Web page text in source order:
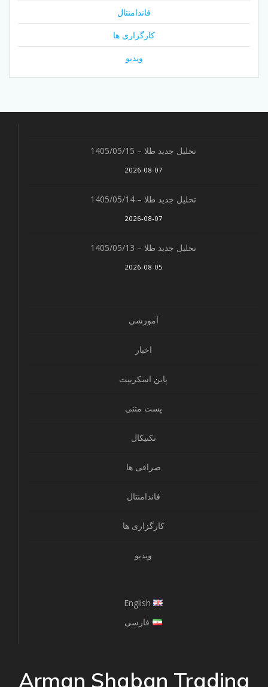
فاندامنتال
کارگزاری ها
ویدیو
تحلیل جدید طلا – 1405/05/15
2026-08-07
تحلیل جدید طلا – 1405/05/14
2026-08-07
تحلیل جدید طلا – 1405/05/13
2026-08-05
آموزشی
اخبار
پاین اسکریپت
پست متنی
تکنیکال
صرافی ها
فاندامنتال
کارگزاری ها
ویدیو
English
فارسی
Arman Shaban Trading